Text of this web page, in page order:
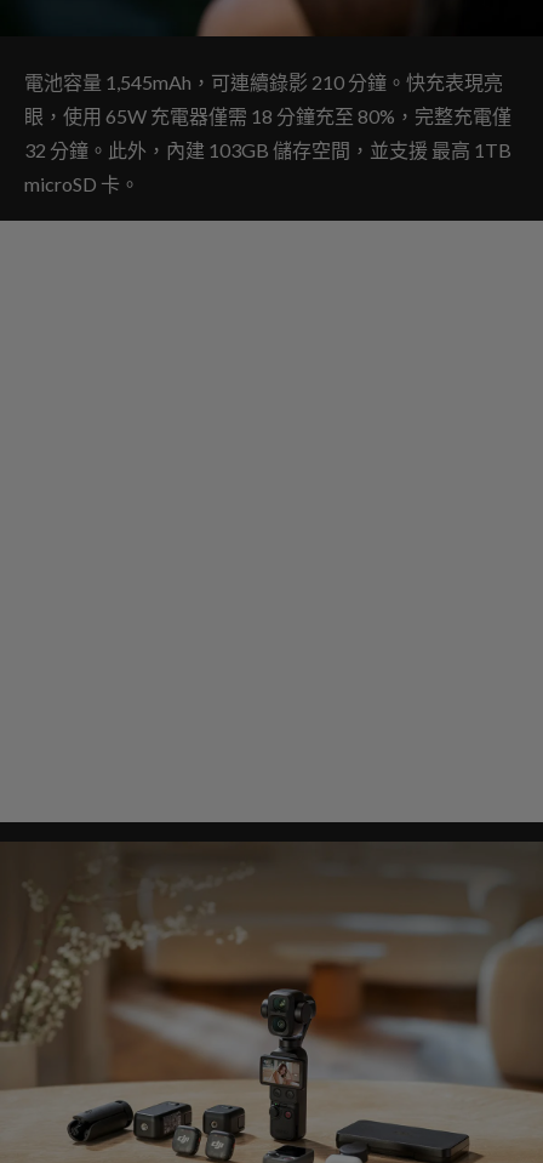
電池容量 1,545mAh，可連續錄影 210 分鐘。快充表現亮
眼，使用 65W 充電器僅需 18 分鐘充至 80%，完整充電僅
32 分鐘。此外，內建 103GB 儲存空間，並支援 最高 1TB
microSD 卡。